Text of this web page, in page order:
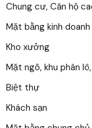
Chung cư, Căn hộ
Mặt bằng kinh doanh
Kho xưởng
Mặt ngõ, khu phân
Biệt thự
Khách sạn